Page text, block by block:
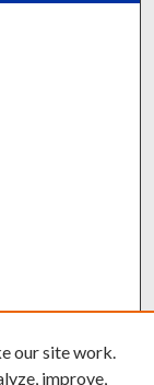
our site work.
improve,